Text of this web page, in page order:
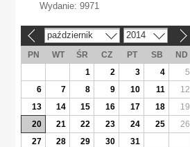
Wydanie: 9971
październik 2014
PN WT ŚR CZ PT SB
ND
1
2 3 4
5
6
7 8 9 10 11
12
13
14 15 16 17 18
19
20
21 22 23 24 25
26
27
28 29 30 31